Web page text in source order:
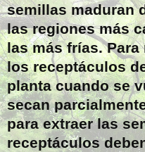
semillas maduran
las regiones más
las más frías.
los receptáculos
planta cuando se
secan
para extraer las
receptáculos